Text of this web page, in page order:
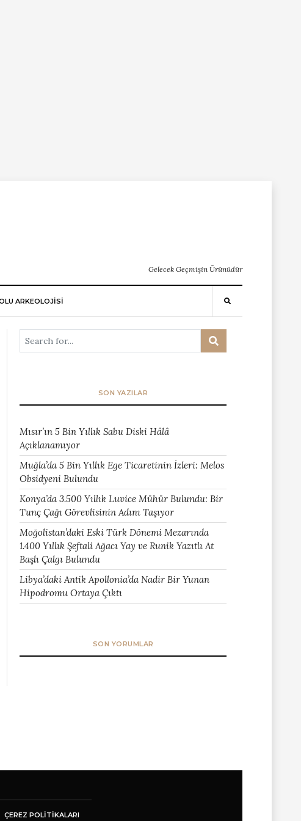
Gelecek Geçmişin Ürünüdür
ARKEOLOJİSİ
SON YAZILAR
Mısır’ın 5 Bin Yıllık Sabu Diski Hâlâ
Açıklanamıyor
Muğla’da 5 Bin Yıllık Ege Ticaretinin İzleri: Melos
Obsidyeni Bulundu
Konya’da 3.500 Yıllık Luvice Mühür Bulundu: Bir
Tunç Çağı Görevlisinin Adını Taşıyor
Moğolistan’daki Eski Türk Dönemi Mezarında
1.400 Yıllık Şeftali Ağacı Yay ve Runik Yazıtlı At
Başlı Çalgı Bulundu
Libya’daki Antik Apollonia’da Nadir Bir Yunan
Hipodromu Ortaya Çıktı
SON YORUMLAR
ÇEREZ POLITIKALARI